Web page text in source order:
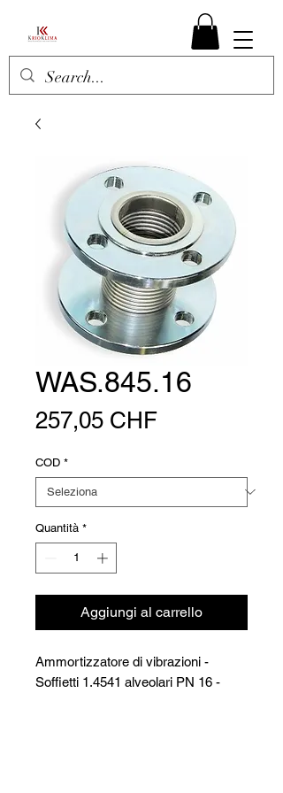
WAS.845.16
257,05 CHFPrezzo
COD *
Quantità *
Aggiungi al carrello
Ammortizzatore di vibrazioni -
Soffietti 1.4541 alveolari PN 16 -